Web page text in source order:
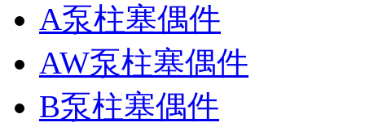
A泵柱塞偶件
AW泵柱塞偶件
B泵柱塞偶件